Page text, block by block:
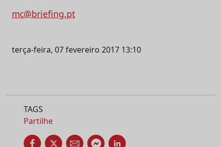
mc@briefing.pt
terça-feira, 07 fevereiro 2017 13:10
TAGS
Partilhe